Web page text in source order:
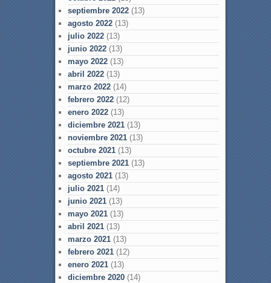
septiembre 2022(13)
agosto 2022(13)
julio 2022(13)
junio 2022(13)
mayo 2022(13)
abril 2022(13)
marzo 2022(14)
febrero 2022(12)
enero 2022(13)
diciembre 2021(13)
noviembre 2021(13)
octubre 2021(13)
septiembre 2021(13)
agosto 2021(13)
julio 2021(14)
junio 2021(13)
mayo 2021(13)
abril 2021(13)
marzo 2021(13)
febrero 2021(12)
enero 2021(13)
diciembre 2020(14)